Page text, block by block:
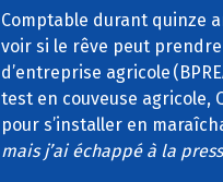
Comptable durant quinze
voir si le rêve peut
d’entreprise agricole
test en couveuse agricole,
pour s’installer en
mais j’ai échappé à la